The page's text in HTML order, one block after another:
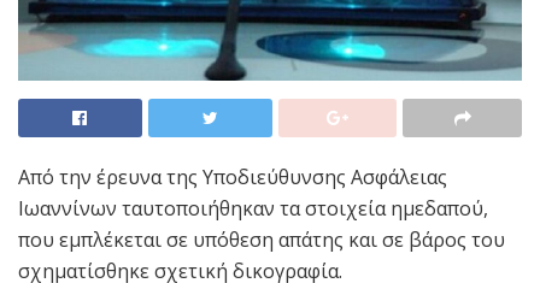
Από την έρευνα της Υποδιεύθυνσης Ασφάλειας
Ιωαννίνων ταυτοποιήθηκαν τα στοιχεία ημεδαπού,
που εμπλέκεται σε υπόθεση απάτης και σε βάρος του
σχηματίσθηκε σχετική δικογραφία.